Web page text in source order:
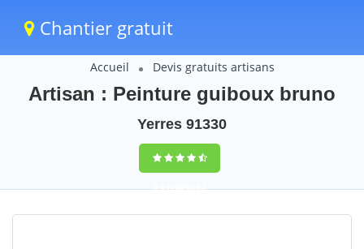
Chantier gratuit
Accueil Devis gratuits artisans
Artisan : Peinture guiboux bruno
Yerres 91330
9,5(100%)82
votes